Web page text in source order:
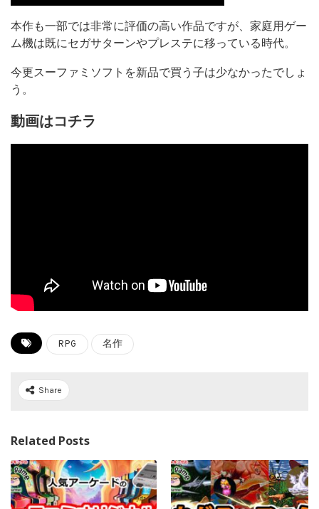
本作も一部では非常に評価の高い作品ですが、家庭用ゲー
ム機は既にセガサターンやプレステに移っている時代。
今更スーファミソフトを新品で買う子は少なかったでしょ
う。
動画はコチラ
RPG 名作
Share
Related Posts